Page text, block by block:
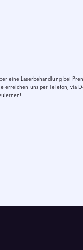
eine Laserbehandlung bei
erreichen uns per Telefon, via